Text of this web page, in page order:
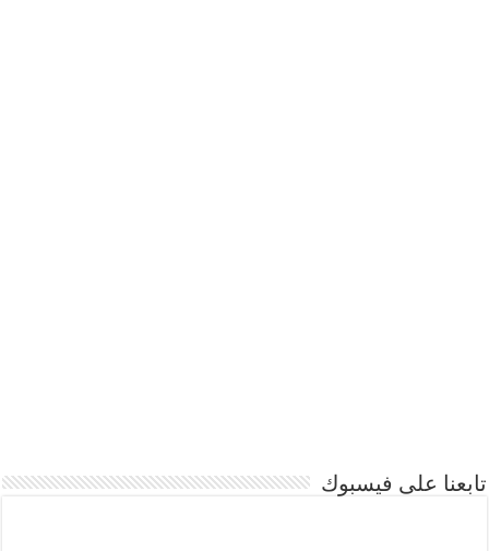
تابعنا على فيسبوك